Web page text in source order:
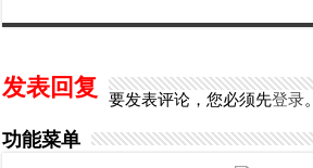
发表回复 要发表评论，您必须先登录。
功能菜单